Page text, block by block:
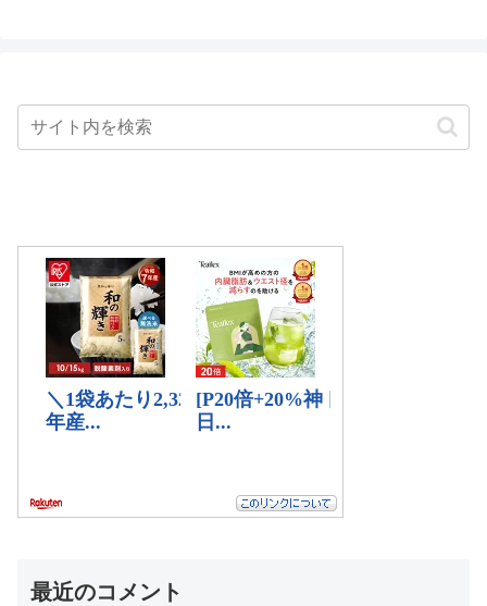
最近のコメント